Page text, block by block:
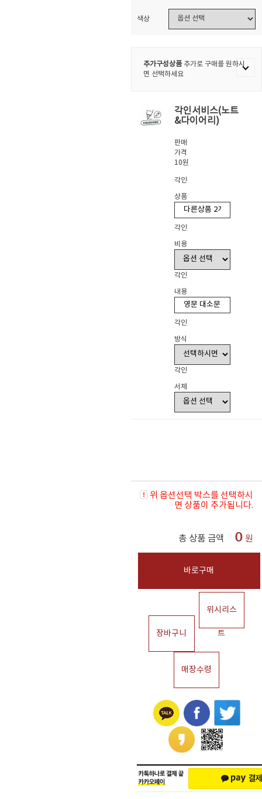
색상
추가구성상품추가로 구매를 원하시
면 선택하세요
각인서비스(노트
&다이어리)
판매
가격
10원
각인
상품
각인
비용
각인
내용
각인
방식
각인
서체
위 옵션선택 박스를 선택하시
면 상품이 추가됩니다.
총 상품 금액 0 원
바로구매
장바구니
위시리스
트
매장수령